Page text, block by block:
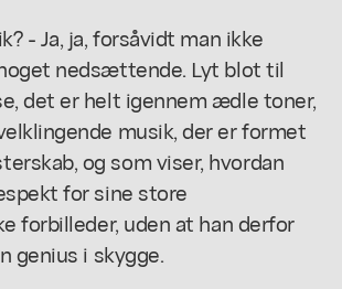
- Ja, ja, forsåvidt man ikke
nedsættende. Lyt blot til
det er helt igennem ædle toner,
musik, der er formet
og som viser, hvordan
for sine store
forbilleder, uden at han derfor
genius i skygge.